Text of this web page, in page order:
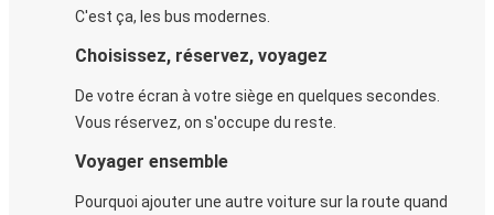
C'est ça, les bus modernes.
Choisissez, réservez, voyagez
De votre écran à votre siège en quelques secondes.
Vous réservez, on s'occupe du reste.
Voyager ensemble
Pourquoi ajouter une autre voiture sur la route quand